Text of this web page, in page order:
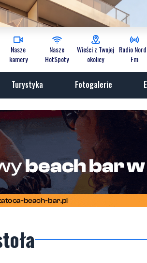
Nasze
kamery
Nasze
HotSpoty
Wieści z Twojej
okolicy
Radio
Fm
Turystyka Fotogalerie